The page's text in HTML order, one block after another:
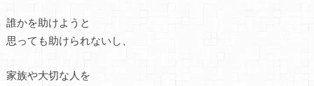
誰かを助けようと
思っても助けられないし、
家族や大切な人を